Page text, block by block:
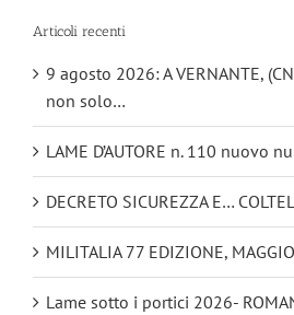
Articoli recenti
9 agosto 2026: A VERNANTE,
non solo…
LAME D’AUTORE n. 110 nuovo
DECRETO SICUREZZA E…
MILITALIA 77 EDIZIONE,
Lame sotto i portici 2026-